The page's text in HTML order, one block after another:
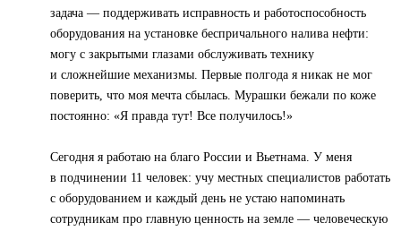
задача — поддерживать исправность и работоспособность
оборудования на установке беспричального налива нефти:
могу с закрытыми глазами обслуживать технику
и сложнейшие механизмы. Первые полгода я никак не мог
поверить, что моя мечта сбылась. Мурашки бежали по коже
постоянно: «Я правда тут! Все получилось!»
Сегодня я работаю на благо России и Вьетнама. У меня
в подчинении 11 человек: учу местных специалистов работать
с оборудованием и каждый день не устаю напоминать
сотрудникам про главную ценность на земле — человеческую